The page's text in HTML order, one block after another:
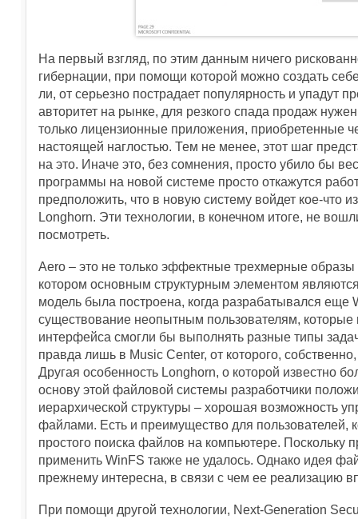
На первый взгляд, по этим данным ничего
гибернации, при помощи которой можно создать
ли, от серьезно пострадает популярность и упадут
авторитет на рынке, для резкого спада продаж
только лицензионные приложения, приобретенные
настоящей наглостью. Тем не менее, этот шаг
на это. Иначе это, без сомнения, просто убило бы
программы на новой системе просто откажутся
предположить, что в новую систему войдет кое-что
Longhorn. Эти технологии, в конечном итоге, не
посмотреть.
Aero – это не только эффектные трехмерные
котором основным структурным элементом
модель была построена, когда разрабатывался еще
существование неопытным пользователям,
интерфейса смогли бы выполнять разные типы
правда лишь в Music Center, от которого,
Другая особенность Longhorn, о которой известно
основу этой файловой системы разработчики
иерархической структуры – хорошая возможность
файлами. Есть и преимущество для пользователей,
простого поиска файлов на компьютере. Поскольку
применить WinFS также не удалось. Однако идея
прежнему интересна, в связи с чем ее реализацию
При помощи другой технологии, Next-Generation